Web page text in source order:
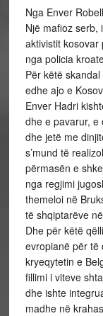
Nga Enver
Një mafioz serb,
aktivistit
nga policia
Për këtë
edhe ajo e
Enver Hadri
dhe e pavarur, e
dhe jetë me
s’mund të
përmasën e
nga regjimi
themeloi në
të shqiptarëve
Dhe për këtë
evropianë për të
kryeqytetin e
fillimi i viteve
dhe ishte
madhe në